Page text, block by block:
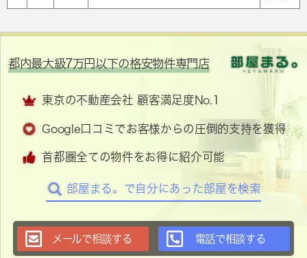
都内最大級7万円以下の格安物件専門店
東京の不動産会社 顧客満足度No.1
Google口コミでお客様からの圧倒的支持を獲得
首都圏全ての物件をお得に紹介可能
部屋まる。で自分にあった部屋を検索
メールで相談する 電話で相談する